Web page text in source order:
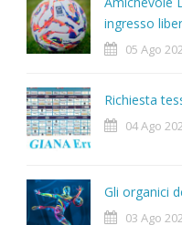
ingresso
05 Ago
Richiesta
04 Ago
Gli organici
03 Ago